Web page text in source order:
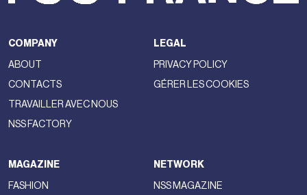
COMPANY
ABOUT
CONTACTS
TRAVAILLER AVEC NOUS
NSS FACTORY
LEGAL
PRIVACY POLICY
GÉRER LES COOKIES
MAGAZINE
FASHION
NETWORK
NSS MAGAZINE